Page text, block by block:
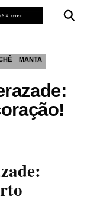
MANTA